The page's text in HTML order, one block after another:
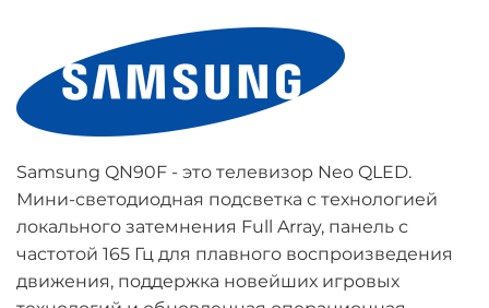
Samsung QN90F - это телевизор Neo QLED.
Мини-светодиодная подсветка с технологией
локального затемнения Full Array, панель с
частотой 165 Гц для плавного воспроизведения
движения, поддержка новейших игровых
Общая информация
Бренд
Samsung
Серия
QN90F
Тип матрицы
Neo QLED
Страна
производства
Словакия/Венгрия
Мы предоставляем возможность
покупки товаров
в кредит или рассрочку от
банков-партнеров
Кредит
Оплатить товар наличными можно курьеру,
при получении.
Данный вид оплаты доступен только для
Санкт-Петербурга, Ленинградской области,
Москвы, Московской области.
Как правильно выбрать телевизор? Не
понимаю, какая диагональ и технология мне
подойдёт. Моделей слишком много.
Есть ли шоурум, где можно посмотреть
Говорят, что OLED выгорают. Это правда?
Есть ли гарантия?